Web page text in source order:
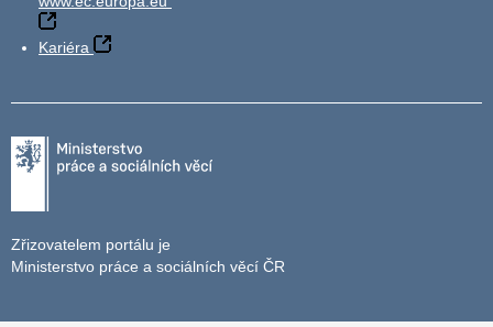
Kariéra
Zřizovatelem portálu je
Ministerstvo práce a sociálních věcí ČR